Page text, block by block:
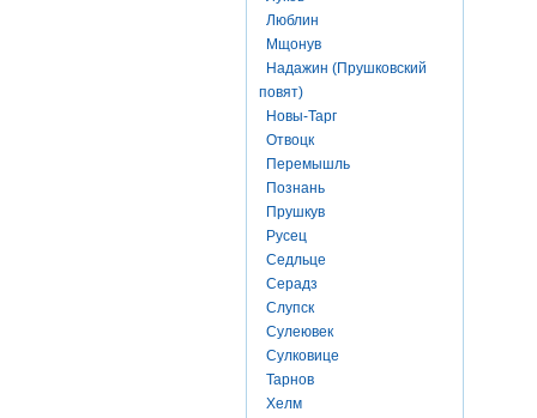
Люблин
Мщонув
Надажин (Прушковский
повят)
Новы-Тарг
Отвоцк
Перемышль
Познань
Прушкув
Русец
Седльце
Серадз
Слупск
Сулеювек
Сулковице
Тарнов
Хелм